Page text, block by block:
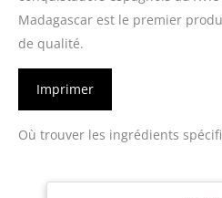
Madagascar est le premier
de qualité.
Imprimer
Où trouver les ingrédients